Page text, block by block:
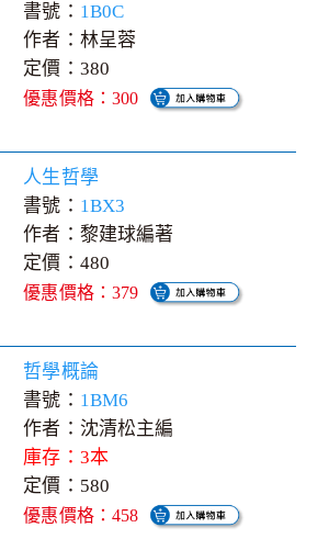
書號： 1B0C
作者：林呈蓉
定價：380
優惠價格：300
人生哲學
書號： 1BX3
作者：黎建球編著
定價：480
優惠價格：379
哲學概論
書號： 1BM6
作者：沈清松主編
庫存：3本
定價：580
優惠價格：458